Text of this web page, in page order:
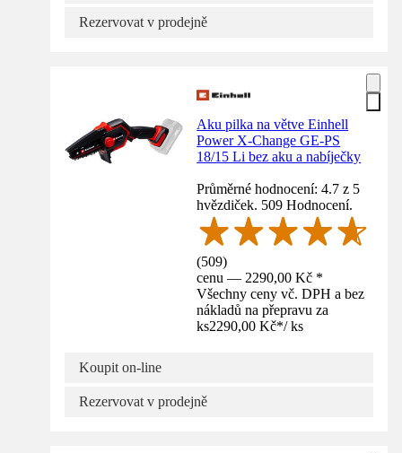
Rezervovat v prodejně
Aku pilka na větve Einhell
Power X-Change GE-PS
18/15 Li bez aku a nabíječky
Průměrné hodnocení: 4.7 z 5
hvězdiček. 509 Hodnocení.
(509)
cenu — 2290,00 Kč *
Všechny ceny vč. DPH a bez
nákladů na přepravu za
ks2290,00 Kč*/ ks
Koupit on-line
Rezervovat v prodejně